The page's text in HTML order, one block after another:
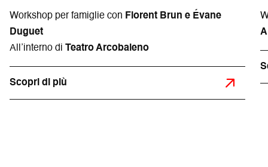
Workshop per famiglie con Florent Brun e Évane
Duguet
All’interno di Teatro Arcobaleno
Scopri di più